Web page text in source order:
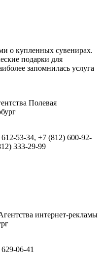
о купленных сувенирах.
подарки для
запомнилась услуга
Полевая
53-34, +7 (812) 600-92-
333-29-99
интернет-рекламы
06-41